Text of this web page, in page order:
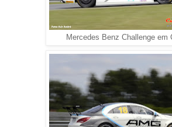
Mercedes Benz Challenge em